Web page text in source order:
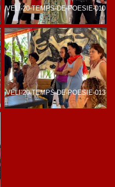
VELI-20-TEMPS-DE-POESIE-010
VELI-20-TEMPS-DE-POESIE-013